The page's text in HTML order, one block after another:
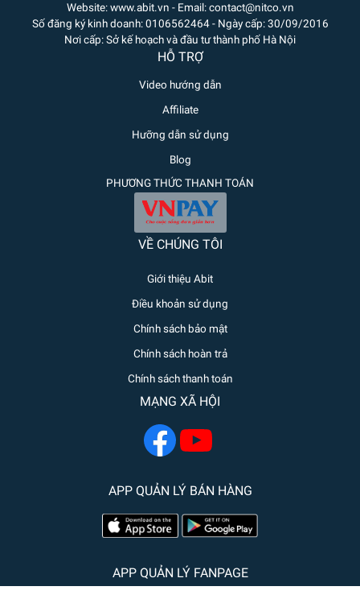
Website: www.abit.vn - Email: contact@nitco.vn
Số đăng ký kinh doanh: 0106562464 - Ngày cấp: 30/09/2016
Nơi cấp: Sở kế hoạch và đầu tư thành phố Hà Nội
HỖ TRỢ
Video hướng dẫn
Affiliate
Hưỡng dẫn sử dụng
Blog
PHƯƠNG THỨC THANH TOÁN
VỀ CHÚNG TÔI
Giới thiệu Abit
Điều khoản sử dụng
Chính sách bảo mật
Chính sách hoàn trả
Chính sách thanh toán
MẠNG XÃ HỘI
APP QUẢN LÝ BÁN HÀNG
APP QUẢN LÝ FANPAGE